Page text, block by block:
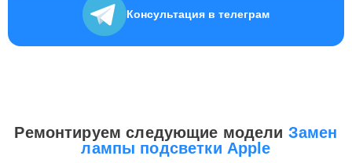
Консультация в телеграм
Ремонтируем следующие модели Замен
лампы подсветки Apple